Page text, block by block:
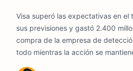
tarde para comprar en
Visa superó las expectativas en el
sus previsiones y gastó 2.400
compra de la empresa de
todo mientras la acción se